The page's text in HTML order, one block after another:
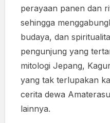
perayaan panen dan
sehingga
budaya, dan
pengunjung yang
mitologi Jepang,
yang tak terlupakan
cerita dewa
lainnya.